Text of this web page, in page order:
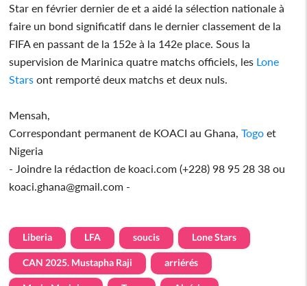
Star en février dernier de et a aidé la sélection nationale à
faire un bond significatif dans le dernier classement de la
FIFA en passant de la 152e à la 142e place. Sous la
supervision de Marinica quatre matchs officiels, les Lone
Stars ont remporté deux matchs et deux nuls.
Mensah,
Correspondant permanent de KOACI au Ghana, Togo et
Nigeria
- Joindre la rédaction de koaci.com (+228) 98 95 28 38 ou
koaci.ghana@gmail.com -
Liberia LFA soucis Lone Stars
CAN 2025. Mustapha Raji arriérés